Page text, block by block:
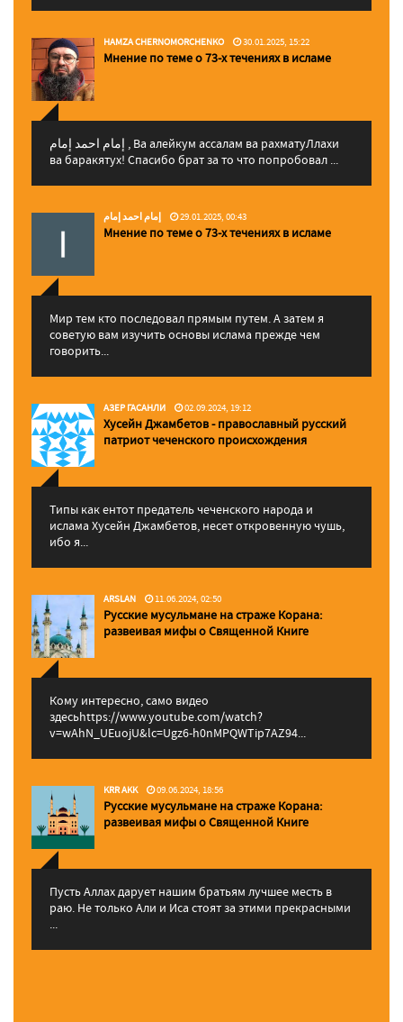
HAMZA CHERNOMORCHENKO 30.01.2025, 15:22
Мнение по теме о 73-х течениях в исламе
إمام احمد إمام , Ва алейкум ассалам ва рахматуЛлахи
ва баракятух! Спасибо брат за то что попробовал ...
إمام احمد إمام 29.01.2025, 00:43
Мнение по теме о 73-х течениях в исламе
Мир тем кто последовал прямым путем. А затем я
советую вам изучить основы ислама прежде чем
говорить...
АЗЕР ГАСАНЛИ 02.09.2024, 19:12
Хусейн Джамбетов - православный русский
патриот чеченского происхождения
Типы как ентот предатель чеченского народа и
ислама Хусейн Джамбетов, несет откровенную чушь,
ибо я...
ARSLAN 11.06.2024, 02:50
Русские мусульмане на страже Корана:
pазвеивая мифы о Священной Книге
Кому интересно, само видео
здесьhttps://www.youtube.com/watch?
v=wAhN_UEuojU&lc=Ugz6-h0nMPQWTip7AZ94...
KRR AKK 09.06.2024, 18:56
Русские мусульмане на страже Корана:
pазвеивая мифы о Священной Книге
Пусть Аллах дарует нашим братьям лучшее месть в
раю. Не только Али и Иса стоят за этими прекрасными
...